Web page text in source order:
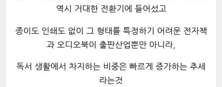
역시 거대한 전환기에 들어섰고
종이도 인쇄도 없이 그 형태를 특정하기 어려운 전자책
과 오디오북이 출판산업뿐만 아니라,
독서 생활에서 차지하는 비중은 빠르게 증가하는 추세
라는것